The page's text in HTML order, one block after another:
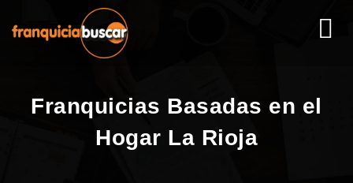
Franquicias Basadas en el
Hogar La Rioja